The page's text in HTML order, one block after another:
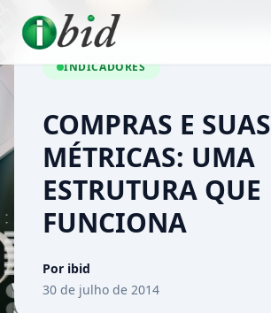
INDICADORES
COMPRAS E SUAS
MÉTRICAS: UMA
ESTRUTURA QUE
FUNCIONA
Por ibid
30 de julho de 2014